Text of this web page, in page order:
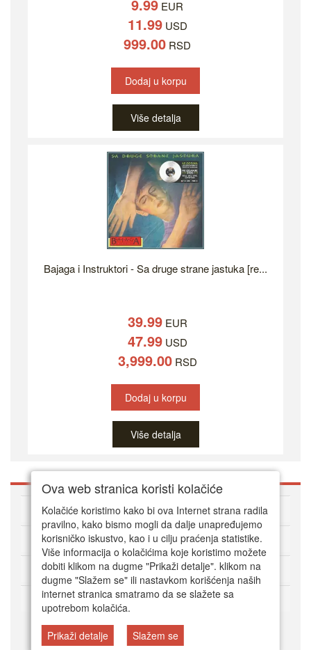
9.99 EUR
11.99USD
999.00 RSD
Dodaj u korpu
Više detalja
Bajaga i Instruktori - Sa druge strane jastuka [re...
39.99EUR
47.99USD
3,999.00RSD
Dodaj u korpu
Više detalja
O DVD Zoni
Kako kupovati online
Korisnički servis
Način plaćanja
© DVD Zona 2024.
Ova web stranica koristi kolačiće
Kolačiće koristimo kako bi ova Internet strana radila
pravilno, kako bismo mogli da dalje unapređujemo
korisničko iskustvo, kao i u cilju praćenja statistike.
Više informacija o kolačićima koje koristimo možete
dobiti klikom na dugme "Prikaži detalje". klikom na
dugme "Slažem se" ili nastavkom korišćenja naših
internet stranica smatramo da se slažete sa
upotrebom kolačića.
Prikaži detalje
Slažem se